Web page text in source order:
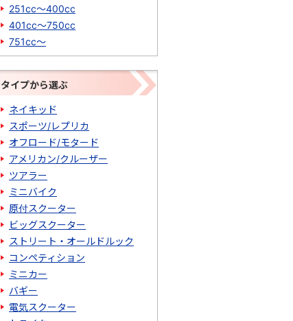
251cc～400cc
401cc～750cc
751cc～
タイプから選ぶ
ネイキッド
スポーツ/レプリカ
オフロード/モタード
アメリカン/クルーザー
ツアラー
ミニバイク
原付スクーター
ビッグスクーター
ストリート・オールドルック
コンペティション
ミニカー
バギー
電気スクーター